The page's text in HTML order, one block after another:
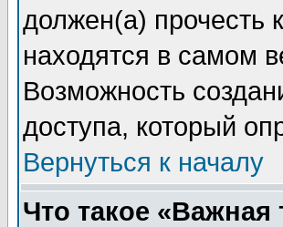
должен(а) прочесть
находятся в самом
Возможность
доступа, который
Вернуться к началу
Что такое «Важная